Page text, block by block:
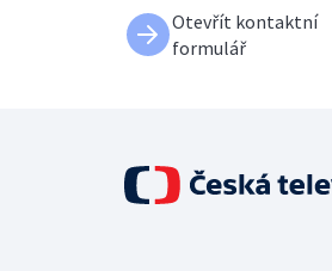
Otevřít kontaktní
formulář